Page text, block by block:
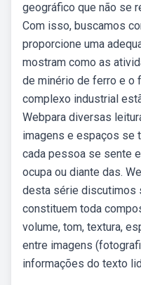
geográfico que não se
Com isso, buscamos
proporcione uma
mostram como as
de minério de ferro e o
complexo industrial
Webpara diversas
imagens e espaços se
cada pessoa se sente
ocupa ou diante das.
desta série discutimos
constituem toda
volume, tom, textura,
entre imagens
informações do texto